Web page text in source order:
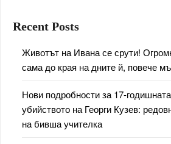
Recent Posts
Животът на Ивана се срути!
сама до края на дните й, повече
Нови подробности за 17-
убийството на Георги Кузев:
на бивша учителка